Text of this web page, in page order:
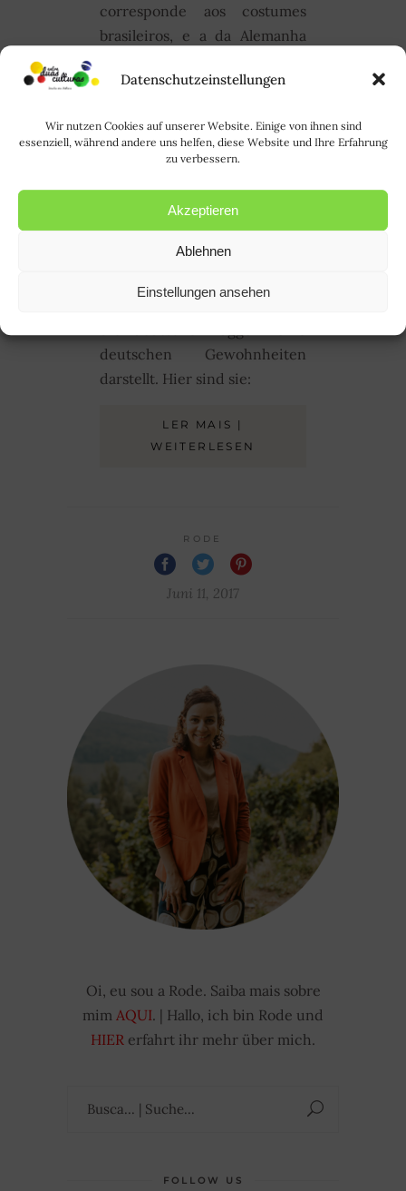
Datenschutzeinstellungen
Wir nutzen Cookies auf unserer Website. Einige von ihnen sind
essenziell, während andere uns helfen, diese Website und Ihre Erfahrung
zu verbessern.
Akzeptieren
Ablehnen
Einstellungen ansehen
corresponde aos costumes
brasileiros, e a da Alemanha
Hier kommen einige
eine Mischung aus
brasilianisch und deutsch
kommt immer nach dem
Strich |. Die brasilianische
Flagge stellt meine
Gewohnheiten dar, während
deutschen Gewohnheiten
darstellt. Hier sind sie:
LER MAIS |
WEITERLESEN
RODE
Juni 11, 2017
Oi, eu sou a Rode. Saiba mais sobre
mim AQUI. | Hallo, ich bin Rode und
HIER erfahrt ihr mehr über mich.
FOLLOW US